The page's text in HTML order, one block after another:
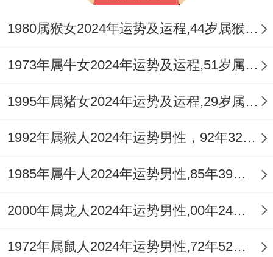
五行失衡：木盛土虚与旧疾隐忧
与命宫卯木相破的亦会生土，命局与岁运中
木元素（卯木，寅木藏干）过盛，成为「木
人体对应脾胃，消化为你及肌肉皮肤，木气
过旺克伐脾土，极易造成脾胃虚弱，消化不
外注意金属利刃所伤或骨骼关节旧疾复发，
1980属猴女2024年运势及运程,44岁属猴人2024全年每月运势女性如何
1973年属牛女2024年运势及运程,51岁属牛人2024全年每月运势女性如何
1995年属猪女2024年运势及运程,29岁属猪人2024全年每月运势女性如何
1992年属猴人2024年运势男性，92年32岁属猴男2024年每月运程怎么样
1985年属牛人2024年运势男性,85年39岁属牛男2024年每月运程怎么样
2000年属龙人2024年运势男性,00年24岁属龙男2024年每月运程怎么样
1972年属鼠人2024年运势男性,72年52岁属鼠男2024年每月运程怎么样